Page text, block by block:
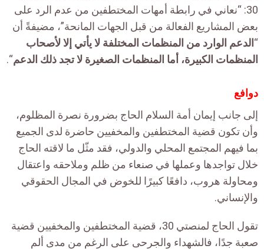
30: “نعاني في رابطة أمهات المختطفين من عدم الرد على
بعض المشاريع الفعالة من قبل الجهات المانحة”، مضيفةً أن
“الدعم الوارد من المنظمات المختلفة لا يأتي إلا لأصحاب
المنظمات الكبيرة، أما المنظمات الصغيرة لا تجد ذلك الدعم“.
دوافع
إلى جانب إيمان أمة السلام الحاج بضرورة نصرة المظلوم،
وأن تكون قضية المختطفين والمخفيين حاضرة لدى الجميع
بما فيهم المجتمع المحلي والدولي، فقد مثّل ما لاقته الحاج
خلال تواجدها وعملها في صنعاء من ظلم وملاحقه واعتقال
ومحاولة هروب، دافعًا كبيرًا للخوض في المجال الحقوقي
والإنساني.
تقول الحاج لمنصتي 30، قضية المختطفين والمخفيين قضية
صعبة جدًا، فالشهداء والجرحى على الرغم من مدى ألم